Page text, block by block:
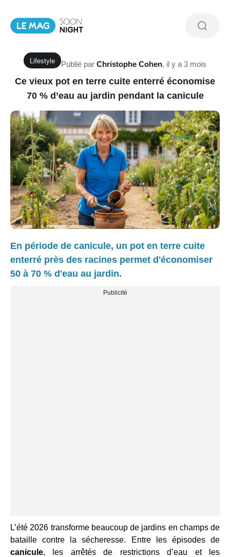
Lifestyle Publié par Christophe Cohen, il y a 3 mois
Ce vieux pot en terre cuite enterré économise
70 % d’eau au jardin pendant la canicule
En période de canicule, un pot en terre cuite
enterré près des racines permet d'économiser
50 à 70 % d'eau au jardin.
L’été 2026 transforme beaucoup de jardins en champs de
bataille contre la sécheresse. Entre les épisodes de
canicule, les arrêtés de restrictions d’eau et les